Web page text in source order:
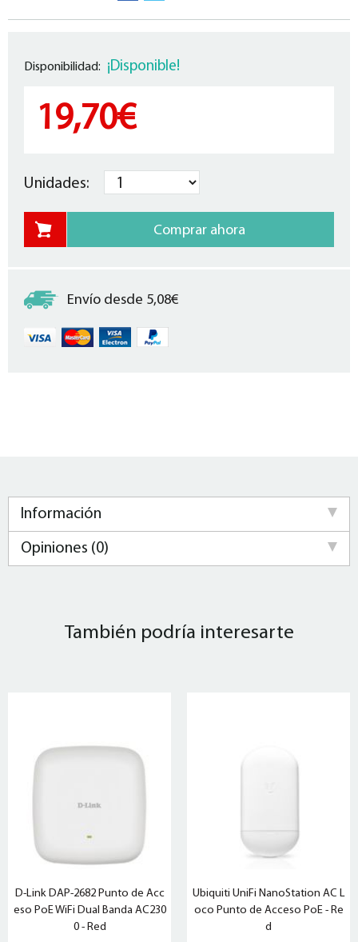
Disponibilidad: ¡Disponible!
19,70€
Unidades:
Envío desde 5,08€
Información
Opiniones (0)
También podría interesarte
D-Link DAP-2682 Punto de Acc
eso PoE WiFi Dual Banda AC230
0 - Red
Ubiquiti UniFi NanoStation AC L
oco Punto de Acceso PoE - Re
d